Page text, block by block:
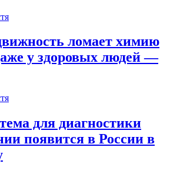
ломает химию
у здоровых людей —
для диагностики
появится в России в